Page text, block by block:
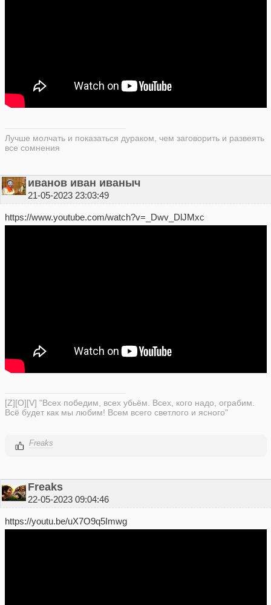
Лучше молчать и показаться дураком, чем заговорить и развеять
все сомнения
иванов иван иваныч
21-05-2023 23:03:49
https://www.youtube.com/watch?v=_Dwv_DlJMxc
[Z][O][V] "Всех победим, всех убьём. Всех, кого надо, ограбим.
Всё будет как мы любим! Всем всего светлого и ясного"
Freaks
Freaks
22-05-2023 09:04:46
https://youtu.be/uX7O9q5Imwg